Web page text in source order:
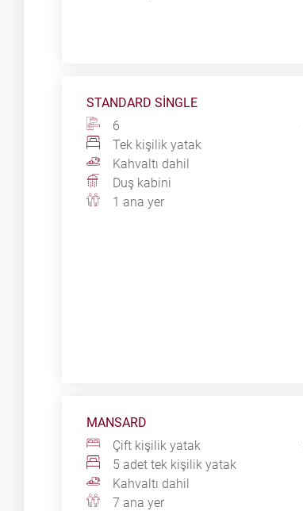
STANDARD SINGLE
6
Tek kişilik yatak
Kahvaltı dahil
Duş kabini
1 ana yer
MANSARD
Çift kişilik yatak
5 adet tek kişilik yatak
Kahvaltı dahil
7 ana yer